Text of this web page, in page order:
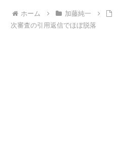
ホーム 加藤純一
次審査の引用返信でほぼ脱落